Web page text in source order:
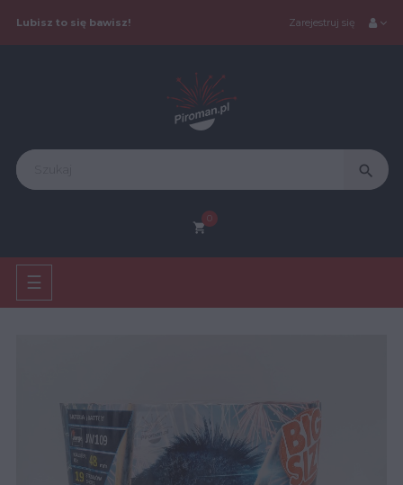
Lubisz to się bawisz! Zarejestruj się
search
shopping_cart
Toggle
navigation
☰